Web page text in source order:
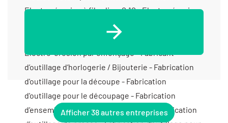
Afficher 38 autres entreprises